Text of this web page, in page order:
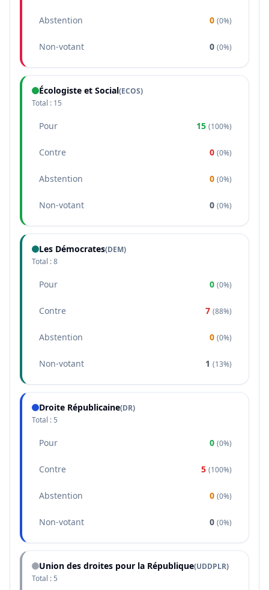
Abstention 0 (0%)
Non-votant 0 (0%)
Écologiste et Social(ECOS)
Total : 15
Pour 15 (100%)
Contre 0 (0%)
Abstention 0 (0%)
Non-votant 0 (0%)
Les Démocrates(DEM)
Total :8
Pour 0 (0%)
Contre 7 (88%)
Abstention 0 (0%)
Non-votant 1 (13%)
Droite Républicaine(DR)
Total : 5
Pour 0 (0%)
Contre 5 (100%)
Abstention 0 (0%)
Non-votant 0 (0%)
Union des droites pour la République(UDDPLR)
Total : 5